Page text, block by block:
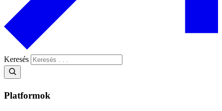
Keresés
Platformok